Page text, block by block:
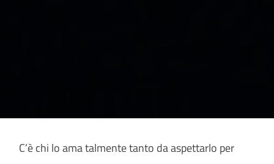
C’è chi lo ama talmente tanto da aspettarlo per